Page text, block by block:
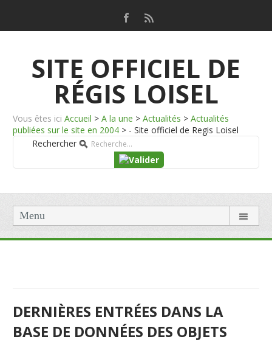
SITE OFFICIEL DE
RÉGIS LOISEL
Vous êtes ici Accueil > A la une > Actualités > Actualités
publiées sur le site en 2004 > - Site officiel de Regis Loisel
Rechercher
Menu
DERNIÈRES ENTRÉES DANS LA
BASE DE DONNÉES DES OBJETS